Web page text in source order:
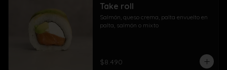
Take roll
Salmón, queso crema, palta envuelto en
palta, salmón o mixto
$8.490